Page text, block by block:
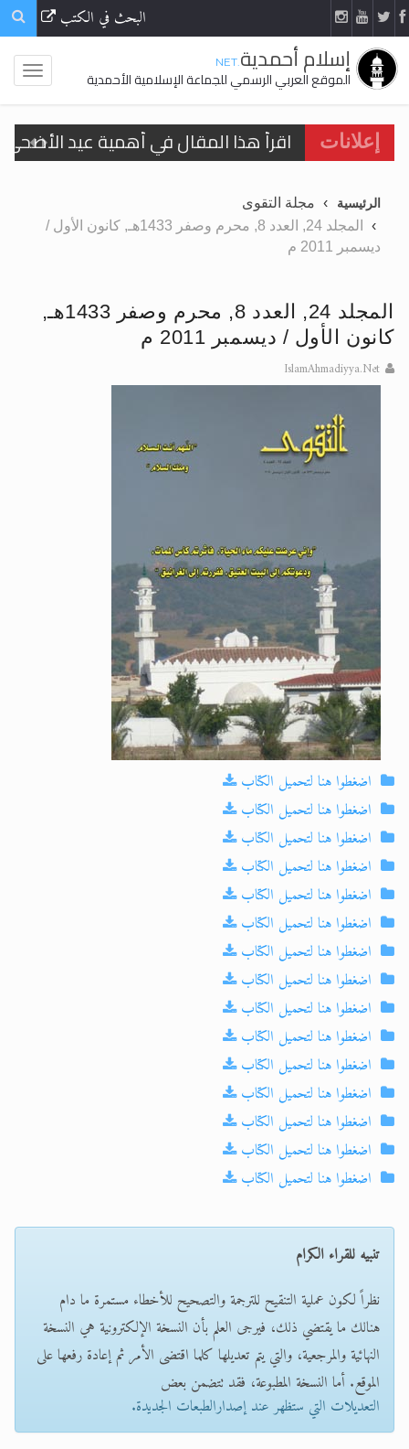
البحث في الكتب
إسلام أحمدية.NET
الموقع العربي الرسمي للجماعة الإسلامية الأحمدية
إعلانات
اقرأ هذا المقال في أهمية عيد
تعميم هامّ لأفراد الجماعة >> المزيد
تعميم هامّ لأفراد الجماعة >> المزيد
اقرأ هذا الكتاب وتعرّف على حقيقة
الحجّ.. دلالات، حِكم، وأهداف >> المزيد
الرئيسية
مجلة التقوى
المجلد 24, العدد 8, محرم وصفر 1433هـ, كانون الأول /
ديسمبر 2011 م
المجلد 24, العدد 8, محرم وصفر 1433هـ,
كانون الأول / ديسمبر 2011 م
IslamAhmadiyya.Net
اضغطوا هنا لتحميل الكتاب
اضغطوا هنا لتحميل الكتاب
اضغطوا هنا لتحميل الكتاب
اضغطوا هنا لتحميل الكتاب
اضغطوا هنا لتحميل الكتاب
اضغطوا هنا لتحميل الكتاب
اضغطوا هنا لتحميل الكتاب
اضغطوا هنا لتحميل الكتاب
اضغطوا هنا لتحميل الكتاب
اضغطوا هنا لتحميل الكتاب
اضغطوا هنا لتحميل الكتاب
اضغطوا هنا لتحميل الكتاب
اضغطوا هنا لتحميل الكتاب
اضغطوا هنا لتحميل الكتاب
اضغطوا هنا لتحميل الكتاب
تنبيه للقراء الكرام
نظراً لكون عملية التنقيح للترجمة والتصحيح للأخطاء مستمرة ما دام
هنالك ما يقتضي ذلك، فيرجى العلم بأن النسخة الإلكترونية هي النسخة
النهائية والمرجعية، والتي يتم تعديلها كلما اقتضى الأمر ثم إعادة رفعها على
الموقع. أما النسخة المطبوعة، فقد تتضمن بعض
التعديلات التي ستظهر عند إصدارالطبعات الجديدة.